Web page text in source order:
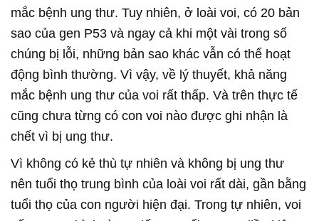
mắc bệnh ung thư. Tuy nhiên, ở loài voi, có 20 bản
sao của gen P53 và ngay cả khi một vài trong số
chúng bị lỗi, những bản sao khác vẫn có thể hoạt
động bình thường. Vì vậy, về lý thuyết, khả năng
mắc bệnh ung thư của voi rất thấp. Và trên thực tế
cũng chưa từng có con voi nào được ghi nhận là
chết vì bị ung thư.
Vì không có kẻ thù tự nhiên và không bị ung thư
nên tuổi thọ trung bình của loài voi rất dài, gần bằng
tuổi thọ của con người hiện đại. Trong tự nhiên, voi